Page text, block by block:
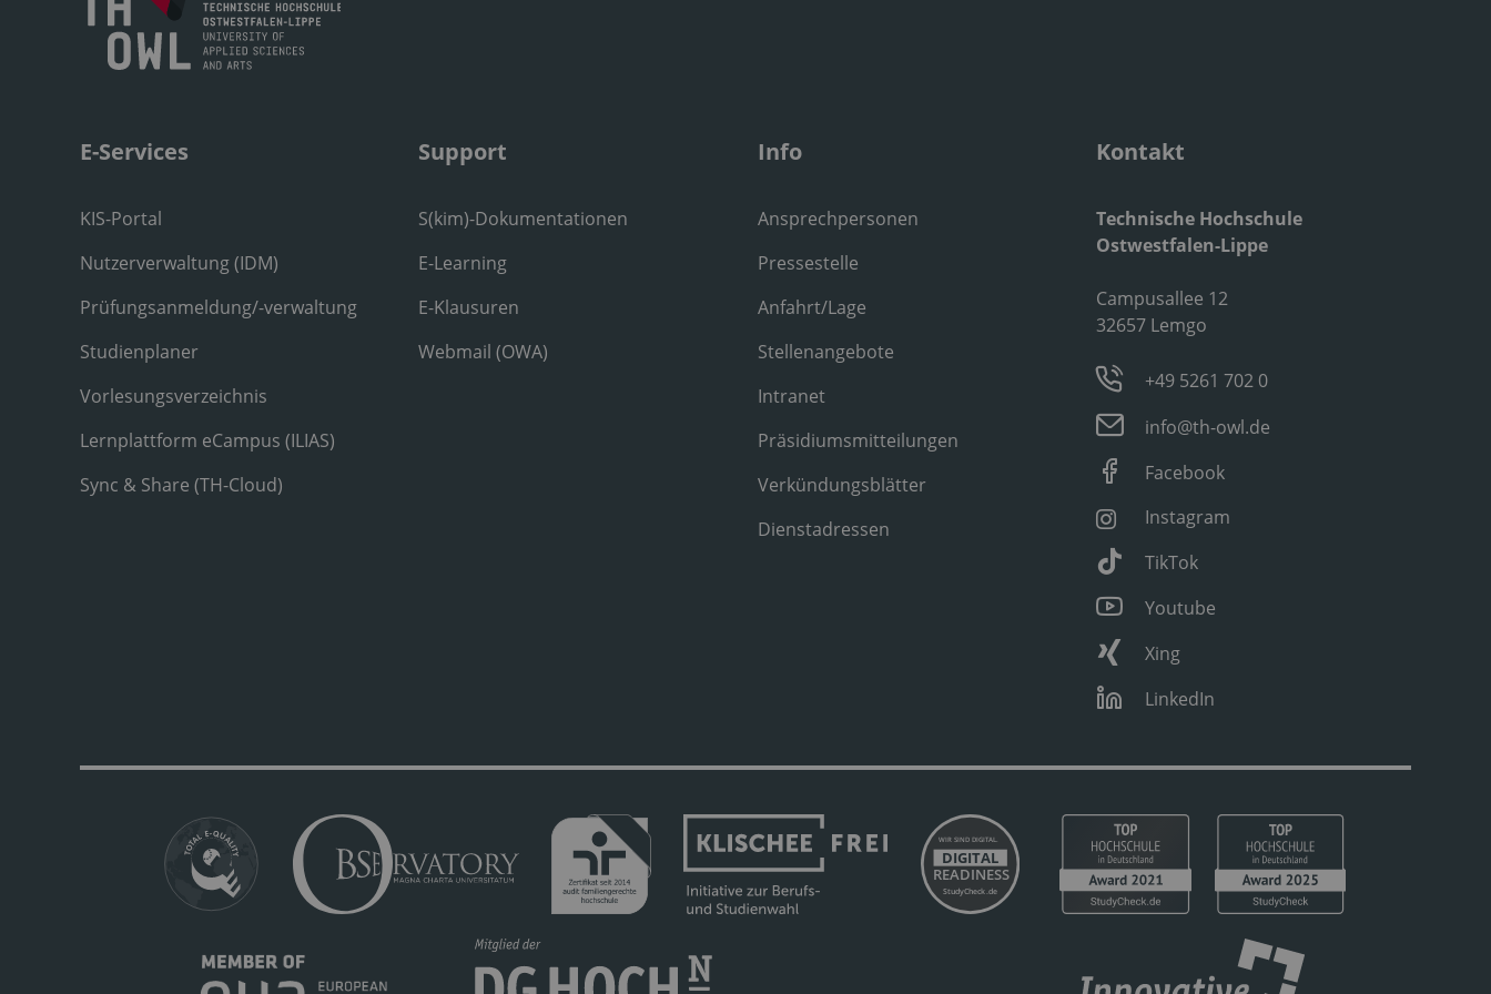
E-Services
KIS-Portal
Nutzerverwaltung (IDM)
Prüfungsanmeldung/-verwaltung
Studienplaner
Vorlesungsverzeichnis
Lernplattform eCampus (ILIAS)
Sync & Share (TH-Cloud)
Support
S(kim)-Dokumentationen
E-Learning
E-Klausuren
Webmail (OWA)
Info
Ansprechpersonen
Pressestelle
Anfahrt/Lage
Stellenangebote
Intranet
Präsidiumsmitteilungen
Verkündungsblätter
Dienstadressen
Kontakt
Technische Hochschule
Ostwestfalen-Lippe
Campusallee 12
32657 Lemgo
+49 5261 702 0
info@th-owl.de
Facebook
Instagram
TikTok
Youtube
Xing
LinkedIn